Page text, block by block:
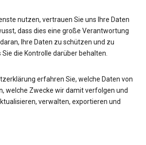
nutzen, vertrauen Sie uns Ihre Daten
dass dies eine große Verantwortung
Ihre Daten zu schützen und zu
die Kontrolle darüber behalten.
erfahren Sie, welche Daten von
welche Zwecke wir damit verfolgen und
verwalten, exportieren und